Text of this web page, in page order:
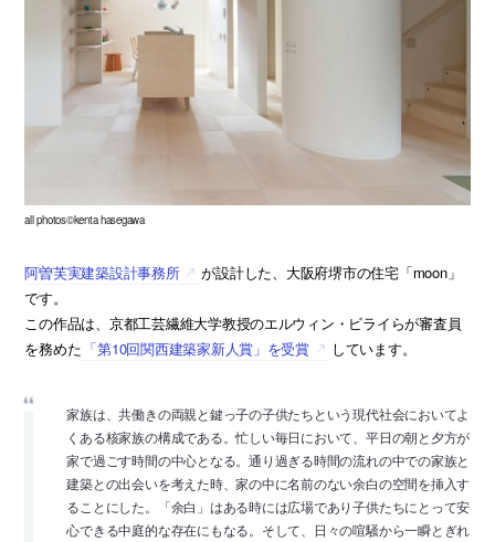
all photos©kenta hasegawa
阿曽芙実建築設計事務所
が設計した、大阪府堺市の住宅「moon」
です。
この作品は、京都工芸繊維大学教授のエルウィン・ビライらが審査員
を務めた 「第10回関西建築家新人賞」を受賞 しています。
家族は、共働きの両親と鍵っ子の子供たちという現代社会においてよ
くある核家族の構成である。忙しい毎日において、平日の朝と夕方が
家で過ごす時間の中心となる。通り過ぎる時間の流れの中での家族と
建築との出会いを考えた時、家の中に名前のない余白の空間を挿入す
ることにした。「余白」はある時には広場であり子供たちにとって安
心できる中庭的な存在にもなる。そして、日々の喧騒から一瞬とぎれ